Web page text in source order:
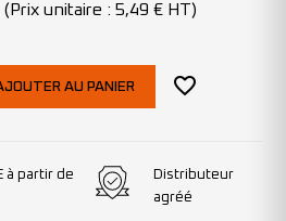
unitaire : 5,49 € HT)
AU PANIER
à partir de
Distributeur
agréé